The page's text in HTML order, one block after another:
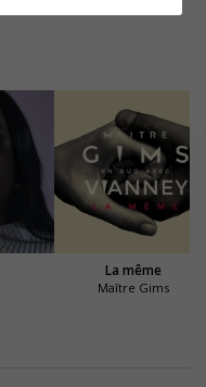
La même
Maître Gims